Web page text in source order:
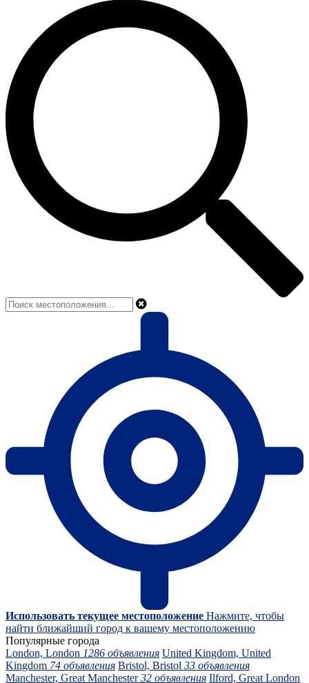
Использовать текущее местоположение Нажмите, чтобы
найти ближайший город к вашему местоположению
Популярные города
London, London 1286 объявления United Kingdom, United
Kingdom 74 объявления Bristol, Bristol 33 объявления
Manchester, Great Manchester32 объявления Ilford, Great London